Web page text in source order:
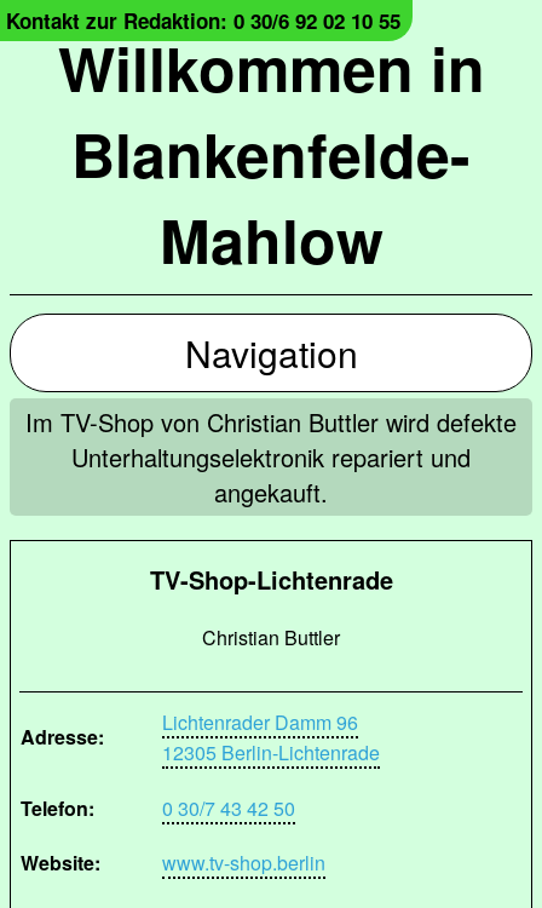
Willkommen in
Blankenfelde-
Mahlow
Kontakt zur Redaktion: 0 30/6 92 02 10 55
Navigation
Im TV-Shop von Christian Buttler wird defekte
Unterhaltungselektronik repariert und
angekauft.
TV-Shop-Lichtenrade
Christian Buttler
Adresse:
Lichtenrader Damm 96
12305 Berlin-Lichtenrade
Telefon:
0 30/7 43 42 50
Website:
www.tv-shop.berlin